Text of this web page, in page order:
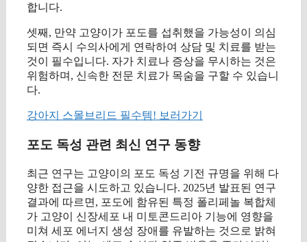
합니다.
셋째, 만약 고양이가 포도를 섭취했을 가능성이 의심
되면 즉시 수의사에게 연락하여 상담 및 치료를 받는
것이 필수입니다. 자가 치료나 증상을 무시하는 것은
위험하며, 신속한 전문 치료가 목숨을 구할 수 있습니
다.
강아지 스몰브리드 필수템! 보러가기
포도 독성 관련 최신 연구 동향
최근 연구는 고양이의 포도 독성 기전 규명을 위해 다
양한 접근을 시도하고 있습니다. 2025년 발표된 연구
결과에 따르면, 포도에 함유된 특정 폴리페놀 복합체
가 고양이 신장세포 내 미토콘드리아 기능에 영향을
미쳐 세포 에너지 생성 장애를 유발하는 것으로 밝혀